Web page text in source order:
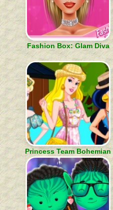
Fashion Box: Glam Diva
Princess Team Bohemian